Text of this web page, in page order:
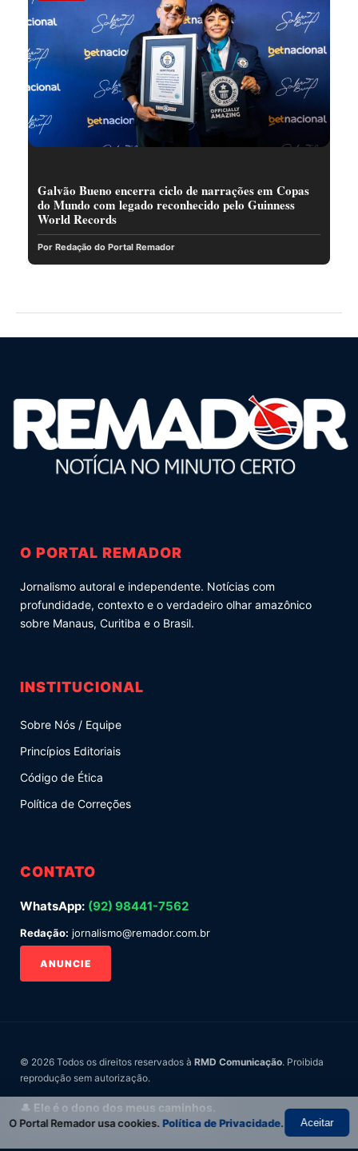
Galvão Bueno encerra ciclo de narrações em Copas
do Mundo com legado reconhecido pelo Guinness
World Records
Por Redação do Portal Remador
O PORTAL REMADOR
Jornalismo autoral e independente. Notícias com
profundidade, contexto e o verdadeiro olhar amazônico
sobre Manaus, Curitiba e o Brasil.
INSTITUCIONAL
Sobre Nós / Equipe
Princípios Editoriais
Código de Ética
Política de Correções
CONTATO
WhatsApp: (92) 98441-7562
Redação: jornalismo@remador.com.br
ANUNCIE
© 2026 Todos os direitos reservados à RMD Comunicação. Proibida
reprodução sem autorização.
🎩 Ele é o dono dos meus caminhos.
O Portal Remador usa cookies.Política de Privacidade. Aceitar